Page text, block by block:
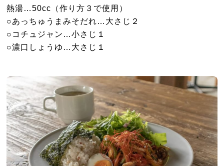
熱湯…50cc（作り方３で使用）
○あっちゅうまみそだれ…大さじ２
○コチュジャン…小さじ１
○濃口しょうゆ…大さじ１